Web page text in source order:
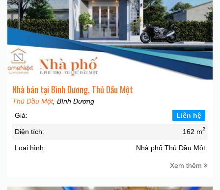
Nhà bán tại Bình Dương, Thủ Dầu Một
Thủ Dầu Một, Bình Dương
Giá:
Liên hệ
Diện tích: 162 m2
Loại hình: Nhà phố Thủ Dầu Một
Xem thêm